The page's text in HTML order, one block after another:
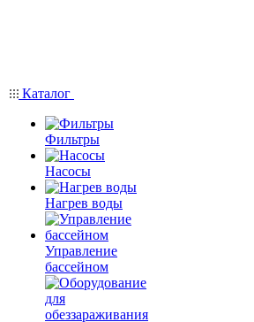
Каталог
Фильтры
Насосы
Нагрев воды
Управление
бассейном